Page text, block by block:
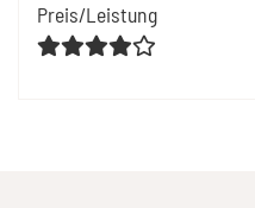
Preis/Leistung